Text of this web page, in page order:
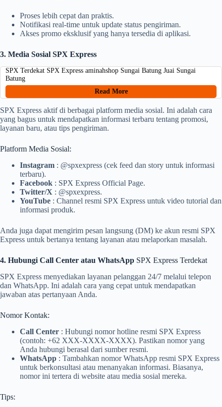
Proses lebih cepat dan praktis.
Notifikasi real-time untuk update status pengiriman.
Akses promo eksklusif yang hanya tersedia di aplikasi.
3. Media Sosial SPX Express
SPX Terdekat SPX Express aminahshop Sungai Batung Juai Sungai
Batung
Read More
SPX Express aktif di berbagai platform media sosial. Ini adalah cara
yang bagus untuk mendapatkan informasi terbaru tentang promosi,
layanan baru, atau tips pengiriman.
Platform Media Sosial:
Instagram : @spxexpress (cek feed dan story untuk informasi
terbaru).
Facebook : SPX Express Official Page.
Twitter/X : @spxexpress.
YouTube : Channel resmi SPX Express untuk video tutorial dan
informasi produk.
Anda juga dapat mengirim pesan langsung (DM) ke akun resmi SPX
Express untuk bertanya tentang layanan atau melaporkan masalah.
4. Hubungi Call Center atau WhatsApp SPX Express Terdekat
SPX Express menyediakan layanan pelanggan 24/7 melalui telepon
dan WhatsApp. Ini adalah cara yang cepat untuk mendapatkan
jawaban atas pertanyaan Anda.
Nomor Kontak:
Call Center : Hubungi nomor hotline resmi SPX Express
(contoh: +62 XXX-XXXX-XXXX). Pastikan nomor yang
Anda hubungi berasal dari sumber resmi.
WhatsApp : Tambahkan nomor WhatsApp resmi SPX Express
untuk berkonsultasi atau menanyakan informasi. Biasanya,
nomor ini tertera di website atau media sosial mereka.
Tips: